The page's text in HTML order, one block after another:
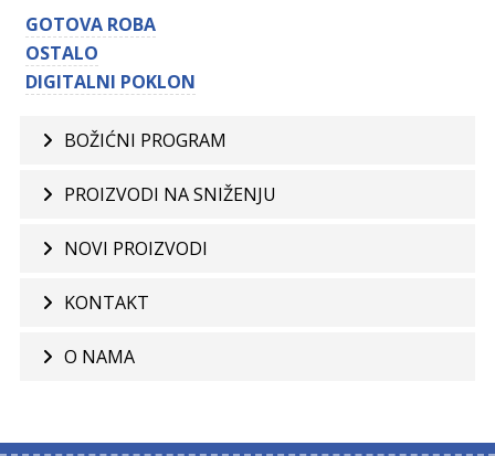
GOTOVA ROBA
OSTALO
DIGITALNI POKLON
BOŽIĆNI PROGRAM
PROIZVODI NA SNIŽENJU
NOVI PROIZVODI
KONTAKT
O NAMA